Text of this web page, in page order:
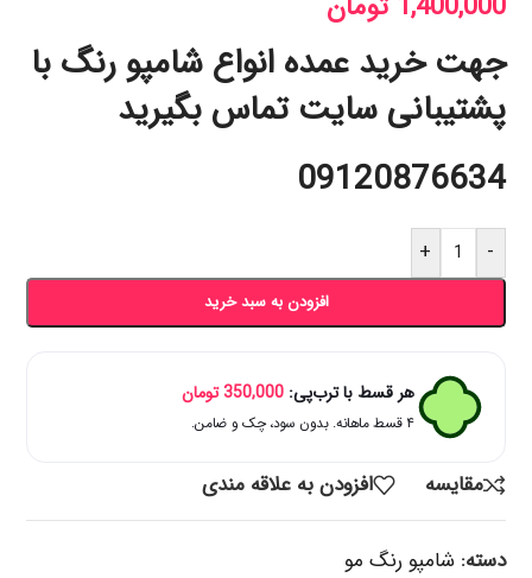
جهت خرید عمده انواع شامپو رنگ با
پشتیبانی سایت تماس بگیرید
09120876634
-
+
افزودن به سبد خرید
هر قسط با ترب‌پی:350,000 تومان
۴ قسط ماهانه. بدون سود، چک و ضامن.
مقایسه افزودن به علاقه مندی
دسته: شامپو رنگ مو